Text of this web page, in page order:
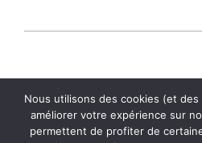
Nous utilisons des cookies (et
améliorer votre expérience sur
permettent de profiter de